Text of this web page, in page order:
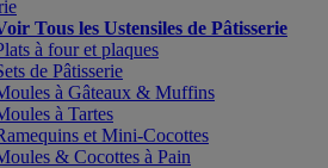
Tous les Ustensiles de Pâtisserie
à four et plaques
de Pâtisserie
à Gâteaux & Muffins
à Tartes
et Mini-Cocottes
& Cocottes à Pain